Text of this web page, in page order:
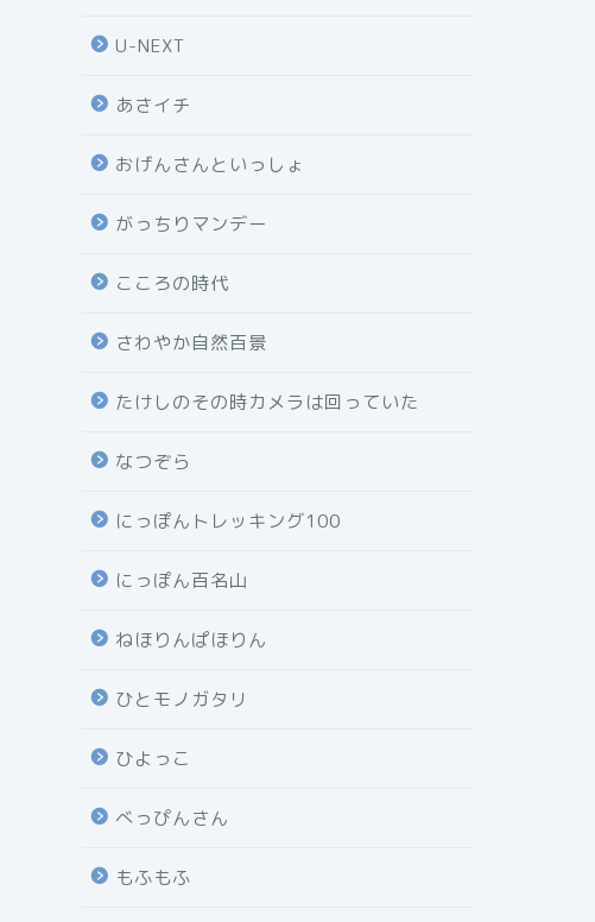
U-NEXT
あさイチ
おげんさんといっしょ
がっちりマンデー
こころの時代
さわやか自然百景
たけしのその時カメラは回っていた
なつぞら
にっぽんトレッキング100
にっぽん百名山
ねほりんぱほりん
ひとモノガタリ
ひよっこ
べっぴんさん
もふもふ